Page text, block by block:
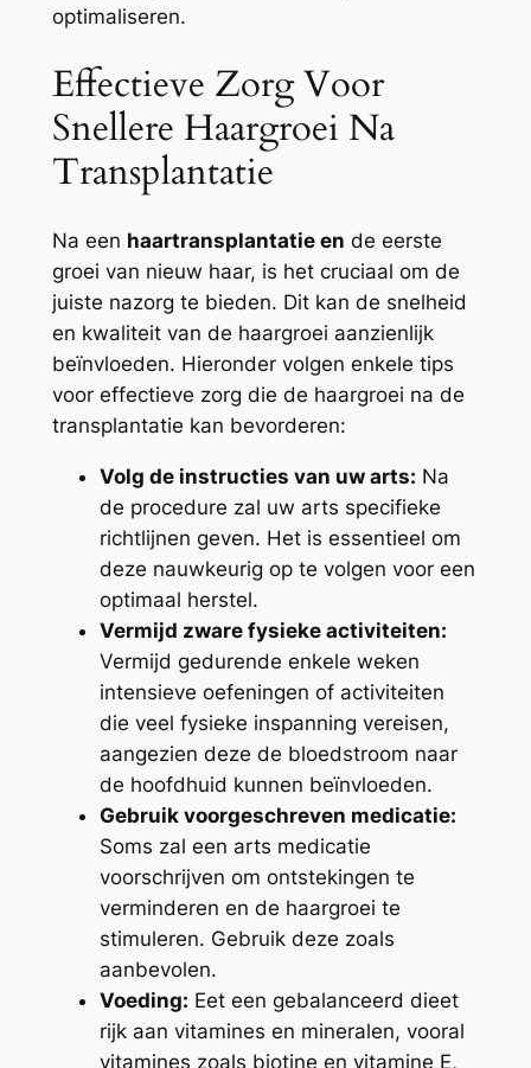
optimaliseren.
Effectieve Zorg Voor
Snellere Haargroei Na
Transplantatie
Na een haartransplantatie en de eerste
groei van nieuw haar, is het cruciaal om de
juiste nazorg te bieden. Dit kan de snelheid
en kwaliteit van de haargroei aanzienlijk
beïnvloeden. Hieronder volgen enkele tips
voor effectieve zorg die de haargroei na de
transplantatie kan bevorderen:
Volg de instructies van uw arts: Na
de procedure zal uw arts specifieke
richtlijnen geven. Het is essentieel om
deze nauwkeurig op te volgen voor een
optimaal herstel.
Vermijd zware fysieke activiteiten:
Vermijd gedurende enkele weken
intensieve oefeningen of activiteiten
die veel fysieke inspanning vereisen,
aangezien deze de bloedstroom naar
de hoofdhuid kunnen beïnvloeden.
Gebruik voorgeschreven medicatie:
Soms zal een arts medicatie
voorschrijven om ontstekingen te
verminderen en de haargroei te
stimuleren. Gebruik deze zoals
aanbevolen.
Voeding: Eet een gebalanceerd dieet
rijk aan vitamines en mineralen, vooral
vitamines zoals biotine en vitamine E,